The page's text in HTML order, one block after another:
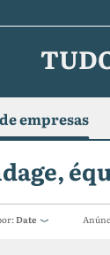
empresas
Date